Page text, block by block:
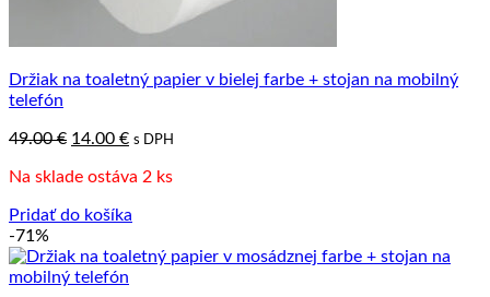
Držiak na toaletný papier v bielej farbe + stojan na mobilný
telefón
49.00€ Pôvodná
bola:
14.00 €Aktuálna
je:
s DPH
Na sklade ostáva 2 ks
Pridať do košíka
-71%